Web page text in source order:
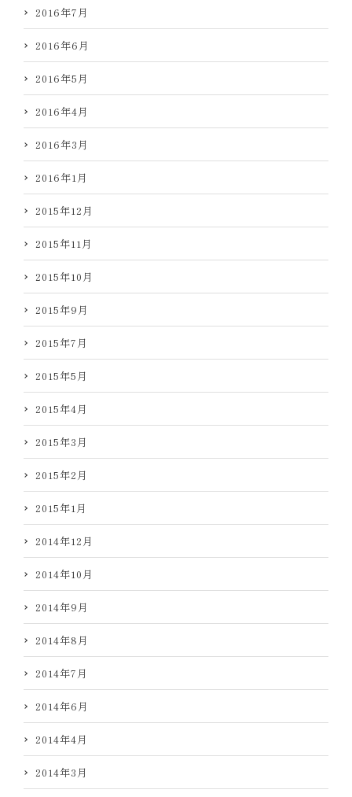
2016年7月
2016年6月
2016年5月
2016年4月
2016年3月
2016年1月
2015年12月
2015年11月
2015年10月
2015年9月
2015年7月
2015年5月
2015年4月
2015年3月
2015年2月
2015年1月
2014年12月
2014年10月
2014年9月
2014年8月
2014年7月
2014年6月
2014年4月
2014年3月